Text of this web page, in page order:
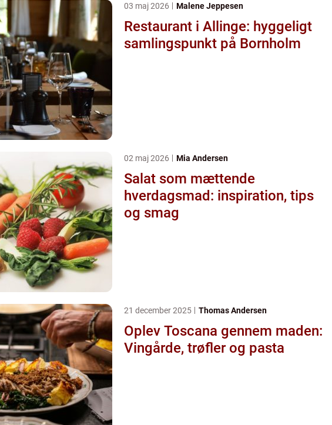
03 maj 2026 Malene Jeppesen
Restaurant i Allinge: hyggeligt
samlingspunkt på Bornholm
02 maj 2026 Mia Andersen
Salat som mættende
hverdagsmad: inspiration, tips
og smag
21 december 2025 Thomas Andersen
Oplev Toscana gennem maden:
Vingårde, trøfler og pasta